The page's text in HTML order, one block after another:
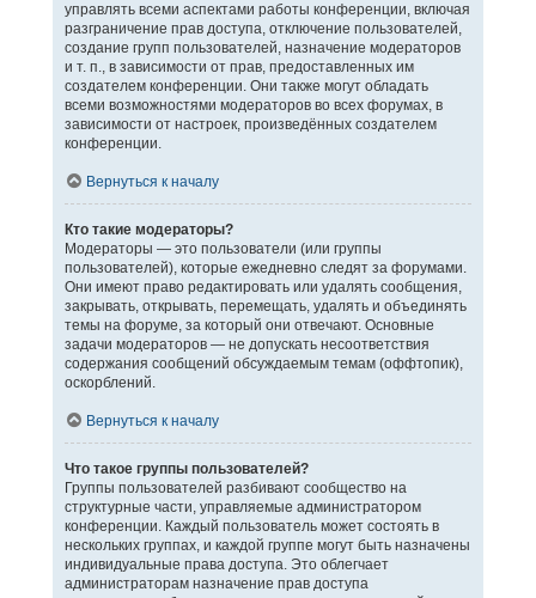
управлять всеми аспектами работы конференции, включая
разграничение прав доступа, отключение пользователей,
создание групп пользователей, назначение модераторов
и т. п., в зависимости от прав, предоставленных им
создателем конференции. Они также могут обладать
всеми возможностями модераторов во всех форумах, в
зависимости от настроек, произведённых создателем
конференции.
Вернуться к началу
Кто такие модераторы?
Модераторы — это пользователи (или группы
пользователей), которые ежедневно следят за форумами.
Они имеют право редактировать или удалять сообщения,
закрывать, открывать, перемещать, удалять и объединять
темы на форуме, за который они отвечают. Основные
задачи модераторов — не допускать несоответствия
содержания сообщений обсуждаемым темам (оффтопик),
оскорблений.
Вернуться к началу
Что такое группы пользователей?
Группы пользователей разбивают сообщество на
структурные части, управляемые администратором
конференции. Каждый пользователь может состоять в
нескольких группах, и каждой группе могут быть назначены
индивидуальные права доступа. Это облегчает
администраторам назначение прав доступа